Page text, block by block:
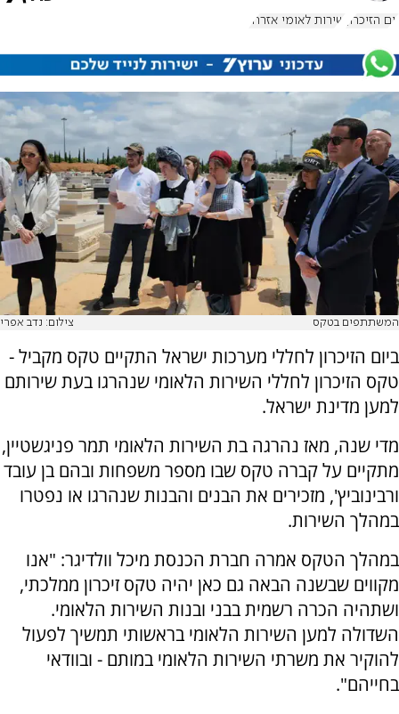
יום הזיכרון שירות לאומי אזרחי
המשתתפים בטקס צילום: נדב אפרי
ביום הזיכרון ‏לחללי מערכות ישראל התקיים טקס מקביל -
טקס הזיכרון לחללי השירות הלאומי שנהרגו בעת שירותם
למען מדינת ישראל.
מדי שנה, מאז נהרגה בת השירות הלאומי תמר פניגשטיין,
מתקיים על קברה טקס שבו מספר משפחות ובהם בן עובד
ורבינוביץ', מזכירים את הבנים והבנות שנהרגו או נפטרו
במהלך השירות.
במהלך הטקס אמרה חברת הכנסת מיכל וולדיגר: "אנו
מקווים שבשנה הבאה גם כאן יהיה טקס זיכרון ממלכתי,
ושתהיה הכרה רשמית בבני ובנות השירות הלאומי.
השדולה למען השירות הלאומי בראשותי תמשיך לפעול
להוקיר את משרתי השירות הלאומי במותם - ובוודאי
בחייהם".